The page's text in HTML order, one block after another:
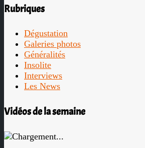
Rubriques
Dégustation
Galeries photos
Généralités
Insolite
Interviews
Les News
Vidéos de la semaine